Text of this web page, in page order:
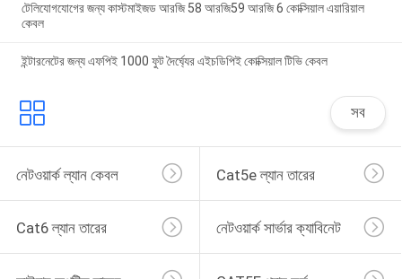
টেলিযোগযোগের জন্য কাস্টমাইজড আরজি 58 আরজি59 আরজি 6 কোক্সিয়াল এয়ারিয়াল
কেবল
ইন্টারনেটের জন্য এফপিই 1000 ফুট দৈর্ঘ্যের এইচডিপিই কোক্সিয়াল টিভি কেবল
সব
নেটওয়ার্ক ল্যান কেবল Cat5e ল্যান তারের
Cat6 ল্যান তারের নেটওয়ার্ক সার্ভার ক্যাবিনেট